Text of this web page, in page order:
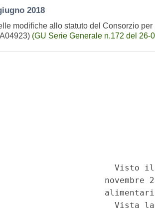
2018
modifiche allo statuto del Consorzio
(GU Serie Generale n.172 del 26-